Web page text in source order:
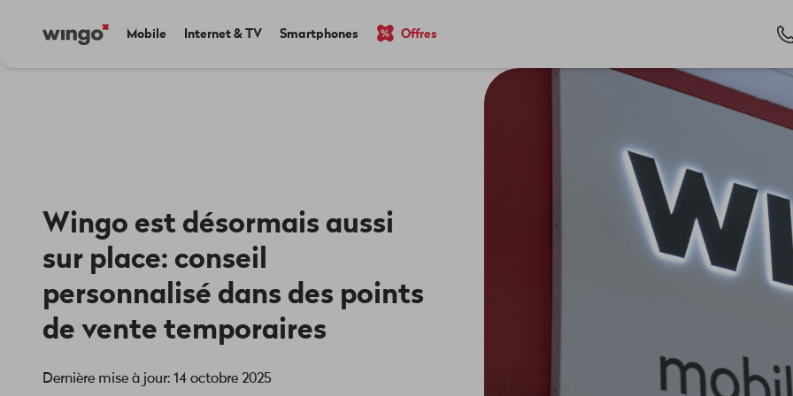
Main
Mobile Internet & TV Smartphones Offres
Wingo est désormais aussi
sur place: conseil
personnalisé dans des points
de vente temporaires
Dernière mise à jour: 14 octobre 2025